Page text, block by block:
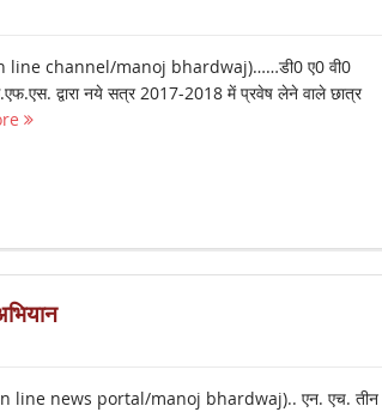
channel/manoj bhardwaj)……डी0 ए0 वी0
द्वारा नये सत्र 2017-2018 में प्रवेष लेने वाले छात्र
line news portal/manoj bhardwaj).. एन. एच. तीन